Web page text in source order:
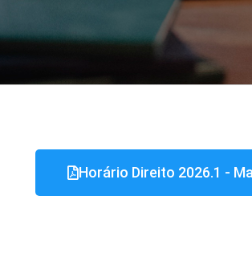
HORÁRIO
DE AULA
Horário Direito 2026.1 -